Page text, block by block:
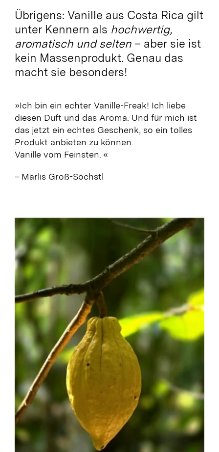
Übrigens: Vanille aus Costa Rica gilt
unter Kennern als hochwertig,
aromatisch und selten– aber sie ist
kein Massenprodukt. Genau das
macht sie besonders!
»Ich bin ein echter Vanille-Freak! Ich liebe
diesen Duft und das Aroma. Und für mich ist
das jetzt ein echtes Geschenk, so ein tolles
Produkt anbieten zu können.
Vanille vom Feinsten. «
– Marlis Groß-Söchstl